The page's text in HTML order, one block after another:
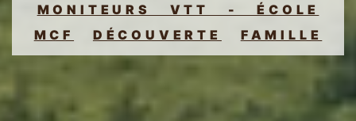
MONITEURS VTT - ÉCOLE
MCF
DÉCOUVERTE FAMILLE